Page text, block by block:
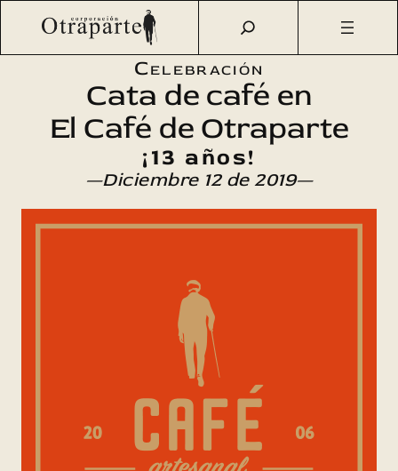
Saltar
Otraparte.org/ Agenda Cultural Talleres
Cata de café en
el decimotercer aniversario de El Café de Otraparte
Celebración
Cata de café en
El Café de Otraparte
¡13 años!
—Diciembre 12 de 2019—